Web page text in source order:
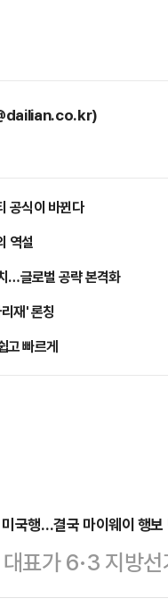
공식이 바뀐다
역설
…글로벌 공략 본격화
재' 론칭
고 빠르게
국행…결국 마이웨이 행보
표가 6·3 지방
고 있다. 당초